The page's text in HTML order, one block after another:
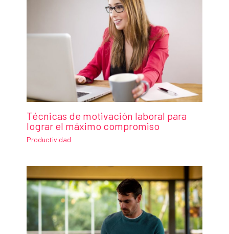
Técnicas de motivación laboral para
lograr el máximo compromiso
Productividad